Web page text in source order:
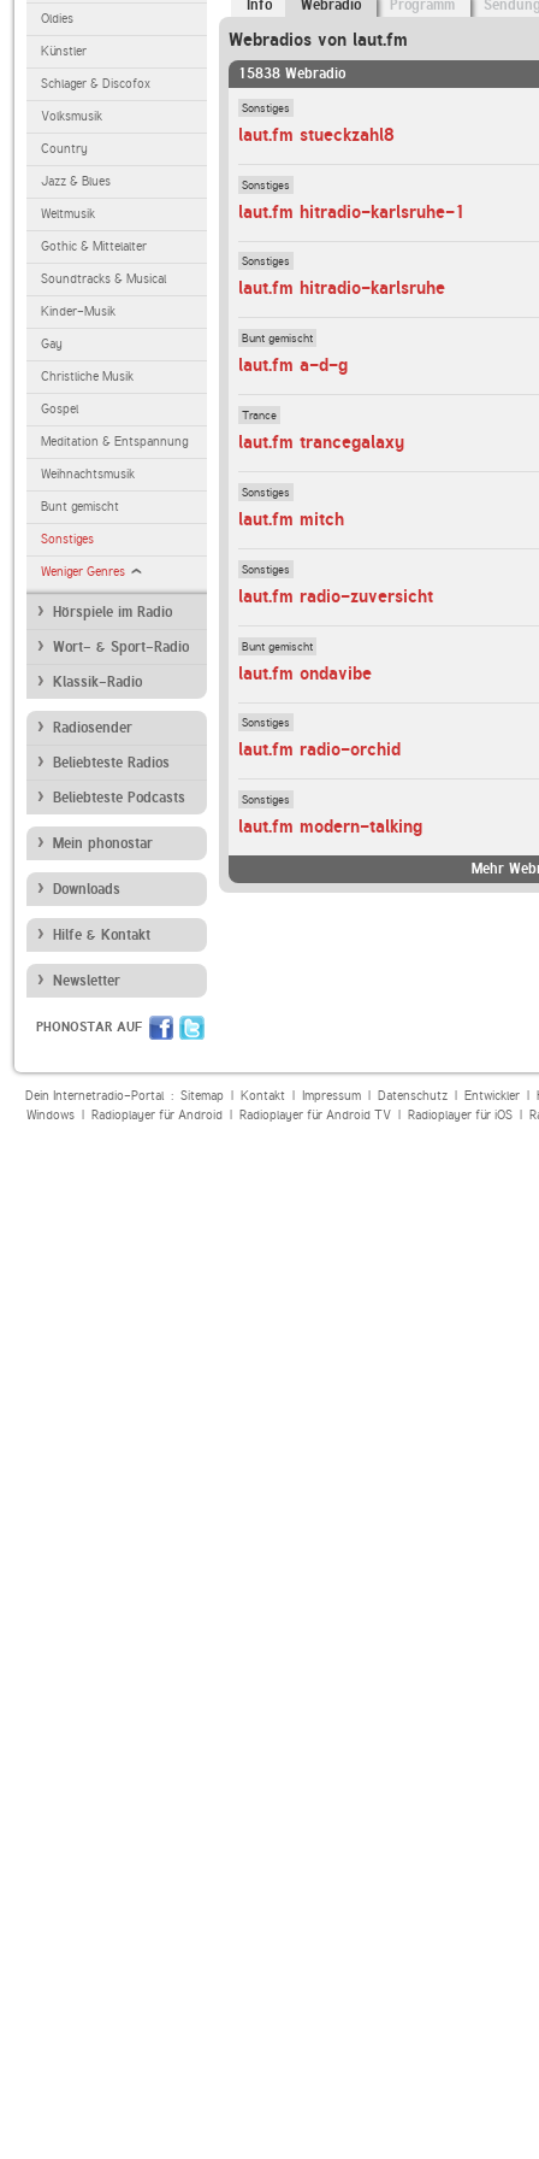
Oldies
Künstler
Schlager & Discofox
Volksmusik
Country
Jazz & Blues
Weltmusik
Gothic & Mittelalter
Soundtracks & Musical
Kinder-Musik
Gay
Christliche Musik
Gospel
Meditation & Entspannung
Weihnachtsmusik
Bunt gemischt
Sonstiges
Weniger Genres
Hörspiele im Radio
Wort- & Sport-Radio
Klassik-Radio
Radiosender
Beliebteste Radios
Beliebteste Podcasts
Mein phonostar
Downloads
Hilfe & Kontakt
Newsletter
PHONOSTAR AUF
Info Webradio Programm
Webradios von laut.fm
15838 Webradio
Sonstiges
laut.fm stueckzahl8
Sonstiges
laut.fm hitradio-karlsruhe-1
Sonstiges
laut.fm hitradio-karlsruhe
Bunt gemischt
laut.fm a-d-g
Trance
laut.fm trancegalaxy
Sonstiges
laut.fm mitch
Sonstiges
laut.fm radio-zuversicht
Bunt gemischt
laut.fm ondavibe
Sonstiges
laut.fm radio-orchid
Sonstiges
laut.fm modern-talking
Mehr
Dein Internetradio-Portal : Sitemap| Kontakt| Impressum| Datenschutz| Entwickler|
Windows| Radioplayer für Android| Radioplayer für Android TV| Radioplayer für iOS|